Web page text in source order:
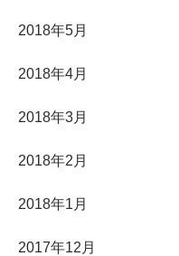
2018年5月
2018年4月
2018年3月
2018年2月
2018年1月
2017年12月